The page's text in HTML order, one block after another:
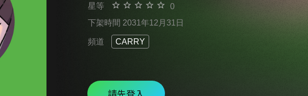
星等
0
下架時間 2031年12月31日
頻道 CARRY